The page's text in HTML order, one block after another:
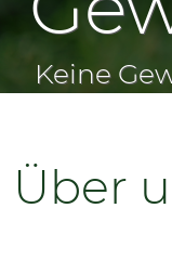
TARIF
MITGLIEDSCHAFT
Über